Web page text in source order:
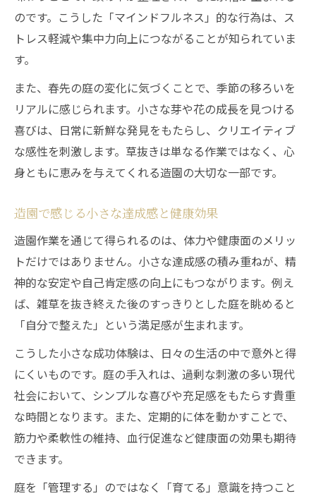
のです。こうした「マインドフルネス」的な行為は、ス
トレス軽減や集中力向上につながることが知られていま
す。
また、春先の庭の変化に気づくことで、季節の移ろいを
リアルに感じられます。小さな芽や花の成長を見つける
喜びは、日常に新鮮な発見をもたらし、クリエイティブ
な感性を刺激します。草抜きは単なる作業ではなく、心
身ともに恵みを与えてくれる造園の大切な一部です。
造園で感じる小さな達成感と健康効果
造園作業を通じて得られるのは、体力や健康面のメリッ
トだけではありません。小さな達成感の積み重ねが、精
神的な安定や自己肯定感の向上にもつながります。例え
ば、雑草を抜き終えた後のすっきりとした庭を眺めると
「自分で整えた」という満足感が生まれます。
こうした小さな成功体験は、日々の生活の中で意外と得
にくいものです。庭の手入れは、過剰な刺激の多い現代
社会において、シンプルな喜びや充足感をもたらす貴重
な時間となります。また、定期的に体を動かすことで、
筋力や柔軟性の維持、血行促進など健康面の効果も期待
できます。
庭を「管理する」のではなく「育てる」意識を持つこと